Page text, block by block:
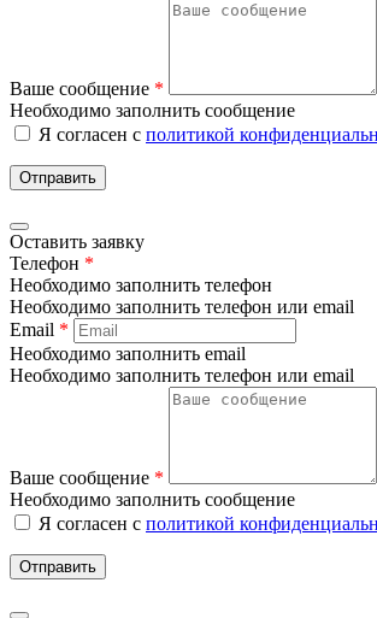
Ваше сообщение *
Необходимо заполнить сообщение
Я согласен с политикой
Отправить
Оставить заявку
Телефон *
Необходимо заполнить телефон
Необходимо заполнить телефон или email
Email *
Необходимо заполнить email
Необходимо заполнить телефон или email
Ваше сообщение *
Необходимо заполнить сообщение
Я согласен с политикой
Отправить